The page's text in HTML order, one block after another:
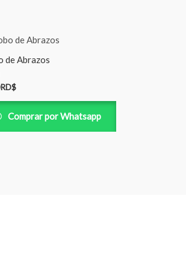
de Abrazos
RD$
Comprar por Whatsapp